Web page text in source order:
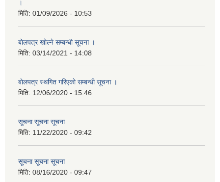
।
मिति: 01/09/2026 - 10:53
बाेलपत्र खोल्ने सम्बन्धी सूचना ।
मिति: 03/14/2021 - 14:08
बाेलपत्र स्थगित गरिएकाे सम्बन्धी सूचना ।
मिति: 12/06/2020 - 15:46
सूचना सूचना सूचना
मिति: 11/22/2020 - 09:42
सूचना सूचना सूचना
मिति: 08/16/2020 - 09:47